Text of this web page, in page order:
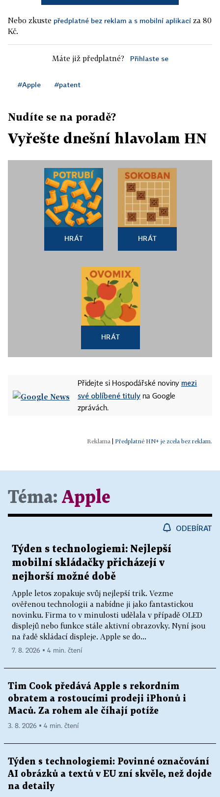
Nebo zkuste předplatné bez reklam a s mobilní aplikací za 80
Kč.
Máte již předplatné? Přihlaste se
#Apple #patent
Nudíte se na poradě?
Vyřešte dnešní hlavolam HN
HRÁT HRÁT
HRÁT
Přidejte si Hospodářské noviny mezi
své oblíbené tituly na Google
zprávách.
Předplatné HN+ je zcela bez reklam.
Téma: Apple
ODEBÍRAT
Týden s technologiemi: Nejlepší
mobilní skládačky přicházejí v
nejhorší možné době
Apple letos zopakuje svůj nejlepší trik. Vezme
ověřenou technologii a nabídne ji jako fantastickou
novinku. Firma to v minulosti udělala v případě OLED
displejů nebo funkce stále aktivní obrazovky. Nyní jsou
na řadě skládací displeje. Apple se do...
7. 8. 2026 ▪ 4 min. čtení
Tim Cook předává Apple s rekordním
obratem a rostoucími prodeji iPhonů i
Maců. Za rohem ale číhají potíže
3. 8. 2026 ▪ 4 min. čtení
Týden s technologiemi: Povinné označování
AI obrázků a textů v EU zní skvěle, než dojde
na detaily